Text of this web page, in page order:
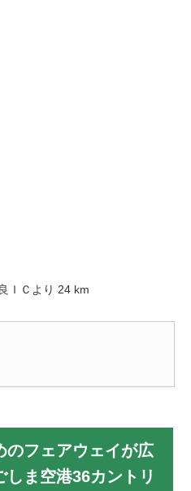
ＩＣより 24 km
のフェアウェイが広
ま空港36カントリ